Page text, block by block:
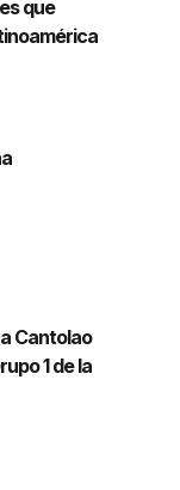
que
Cantolao
1 de la